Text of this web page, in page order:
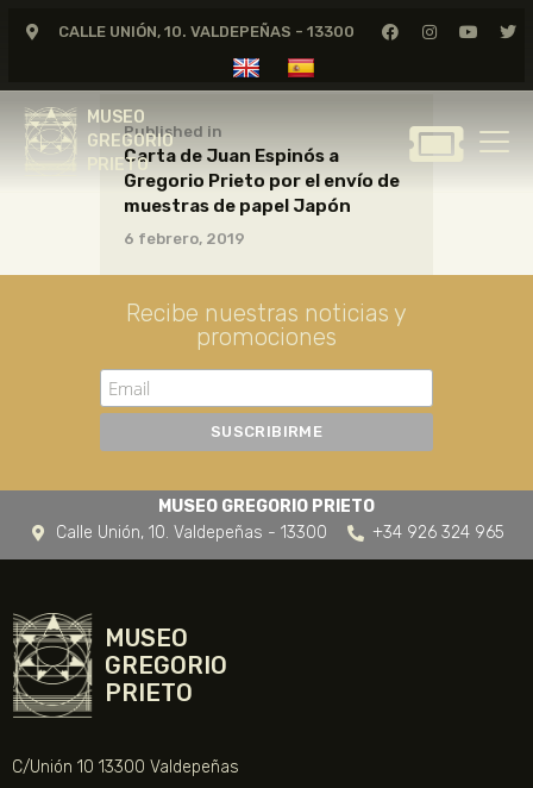
CALLE UNIÓN, 10. VALDEPEÑAS - 13300
MUSEO
GREGORIO
PRIETO
MUSEO
GREGORIO
GREGORIO PRIETO
MUSEO
ARCHIVO
CERTAMEN DE DIBUJO
FUNDACIÓN
TIENDA
NOTICIAS
Published in
Carta de Juan Espinós a
Gregorio Prieto por el envío de
muestras de papel Japón
6 febrero, 2019
Recibe nuestras noticias y
promociones
MUSEO GREGORIO PRIETO
Calle Unión, 10. Valdepeñas - 13300
+34 926 324 965
MUSEO
GREGORIO
PRIETO
C/Unión 10 13300 Valdepeñas